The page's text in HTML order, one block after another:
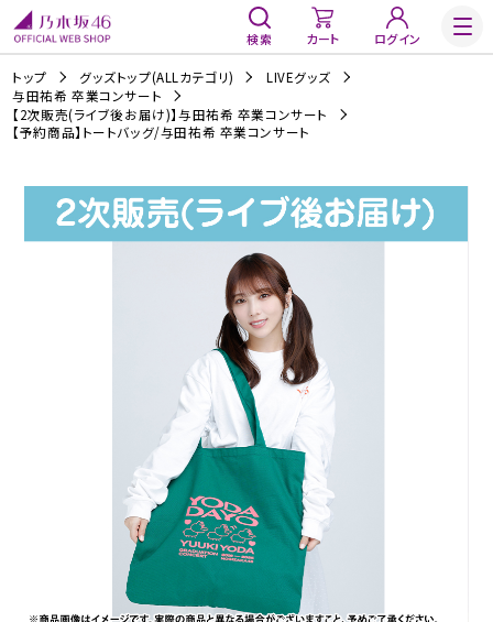
検索 カート ログイン
トップ グッズトップ(ALLカテゴリ)
LIVEグッズ
与田祐希 卒業コンサート
【2次販売(ライブ後お届け)】与田祐希 卒業コンサート
【予約商品】トートバッグ/与田祐希 卒業コンサート